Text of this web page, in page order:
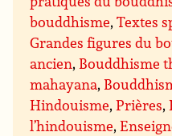
bouddhisme,Textes
Grandes figures du
ancien, Bouddhisme
mahayana,
Hindouisme,Prières,
l’hindouisme,